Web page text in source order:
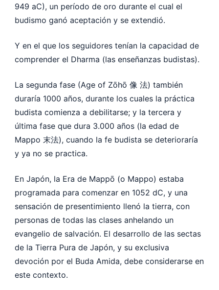
949 aC), un período de oro durante el cual el
budismo ganó aceptación y se extendió.
Y en el que los seguidores tenían la capacidad de
comprender el Dharma (las enseñanzas budistas).
La segunda fase (Age of Zōhō 像 法) también
duraría 1000 años, durante los cuales la práctica
budista comienza a debilitarse; y la tercera y
última fase que dura 3.000 años (la edad de
Mappo 末法), cuando la fe budista se deterioraría
y ya no se practica.
En Japón, la Era de Mappō (o Mappo) estaba
programada para comenzar en 1052 dC, y una
sensación de presentimiento llenó la tierra, con
personas de todas las clases anhelando un
evangelio de salvación. El desarrollo de las sectas
de la Tierra Pura de Japón, y su exclusiva
devoción por el Buda Amida, debe considerarse en
este contexto.